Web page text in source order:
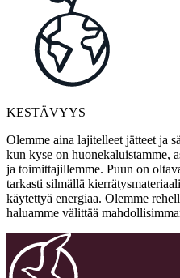
KESTÄVYYS
Olemme aina lajitelleet jätteet ja
kun kyse on huonekaluistamme,
ja toimittajillemme. Puun on
tarkasti silmällä
käytettyä energiaa. Olemme
haluamme välittää